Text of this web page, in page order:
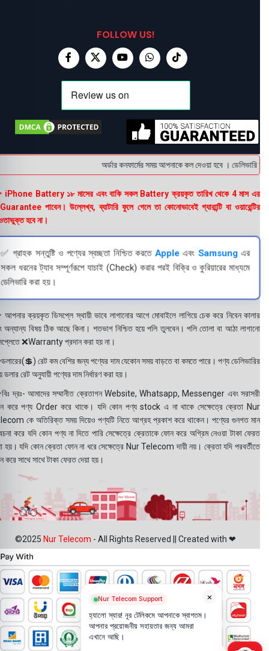
FOLLOW US!
অর্ডার কনফার্মের সময় আপনাকে কল দেওয়া হবে । ডেলিভারি
Battery ১৮ মাসের এবং বাকি সকল Battery ক্রয়কৃত তারিখ থেকে 4 মাস এর
পাবেন। উল্লেখ্য, ব্যাটারি ফুলে গেলে তা কোনোভাবেই গ্যারান্টি বা ওয়ারেন্টির
হবে না।
✅ গ্রাহক সন্তুষ্টি ও পণ্যের স্বচ্ছতা নিশ্চিত করতেApple এবংSamsung এর
সকল ধরনের ট্যাব সম্পূর্ণরূপে যাচাই (Check) করার পরই বিক্রি ও কুরিয়ারের মাধ্যমে
ডেলিভারি করা হয়।
ক্রয়কৃত ডিসপ্লে স্থায়ী ভাবে লাগানোর আগে মোবাইলে লাগিয়ে চেক করে নিবেন কালার
অন্যান্য বিষয় ঠিক আছে কিনা। শতভাগ নিশ্চিত হয়ে পলি তুলবেন। পলি তোলা বা আঠা লাগানো
❌Warranty প্রদান করা হয় না।
রেট কম বেশির জন্য পণ্যের দাম যেকোন সময় বাড়তে বা কমতে পারে। পণ্য ডেলিভারির
ডলার রেট অনুযায়ী পণ্যের দাম নির্ধারণ করা হয়।
দ্রঃ- আমাদের সম্মানীত ক্রেতাগন Website, Whatsapp, Messenger এবং সরাসরী
করে পণ্য Order করে থাকে। যদি কোন পণ্য stock এ না থাকে সেক্ষেত্রে ক্রেতা Nur
কে অতিরিক্ত সময় দিয়েও পণ্যটি নিতে আগ্রহ প্রকাশ করে থাকেন। পণ্যের গুনগত মান
করে যদি কোন পণ্য না দিতে পারি সেক্ষেত্রে ক্রেতাকে ফোন করে অগ্রিম নেওয়া টাকা ফেরত
হয়। যদি কোন ক্রেতা ফোন না ধরে সেক্ষেত্রে Nur Telecom দায়ী নয়। ক্রেতা যদি পরবর্তীতে
করে সাথে সাথে টাকা ফেরত দেয়া হয়।
©2025 Nur Telecom - All Rights Reserved || Created with ❤
×
Nur Telecom Support
হ্যালো স্যার! নূর টেলিকমে আপনাকে স্বাগতম।
আপনার প্রয়োজনীয় সহায়তার জন্য আমরা
এখানে আছি।